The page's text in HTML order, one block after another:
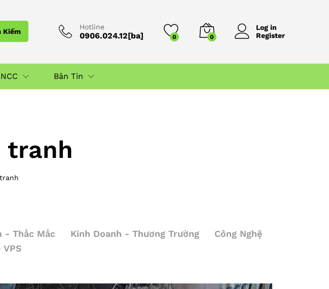
Kiếm
Hotline
0906.024.12[ba] 0 0
Log in
Register
Bản Tin
tranh
- Thắc Mắc Kinh Doanh - Thương Trường
Công Nghệ
VPS